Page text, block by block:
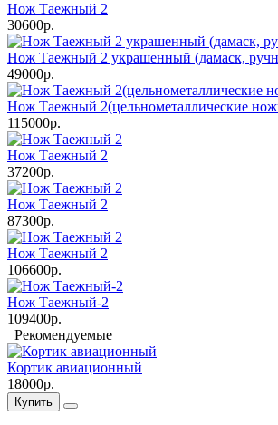
Нож Таежный 2
30600р.
Нож Таежный 2 украшенный (дамаск,
49000р.
Нож Таежный 2(цельнометаллические
115000р.
Нож Таежный 2
37200р.
Нож Таежный 2
87300р.
Нож Таежный 2
106600р.
Нож Таежный-2
109400р.
Рекомендуемые
Кортик авиационный
18000р.
Купить